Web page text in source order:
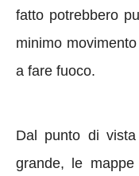
fatto potrebbero
minimo
a fare fuoco.
Dal punto di
grande, le